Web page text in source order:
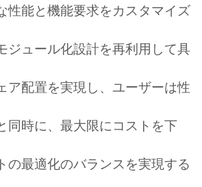
性能と機能要求をカスタマイズ
ジュール化設計を再利用して具
ア配置を実現し、ユーザーは性
同時に、最大限にコストを下
の最適化のバランスを実現する